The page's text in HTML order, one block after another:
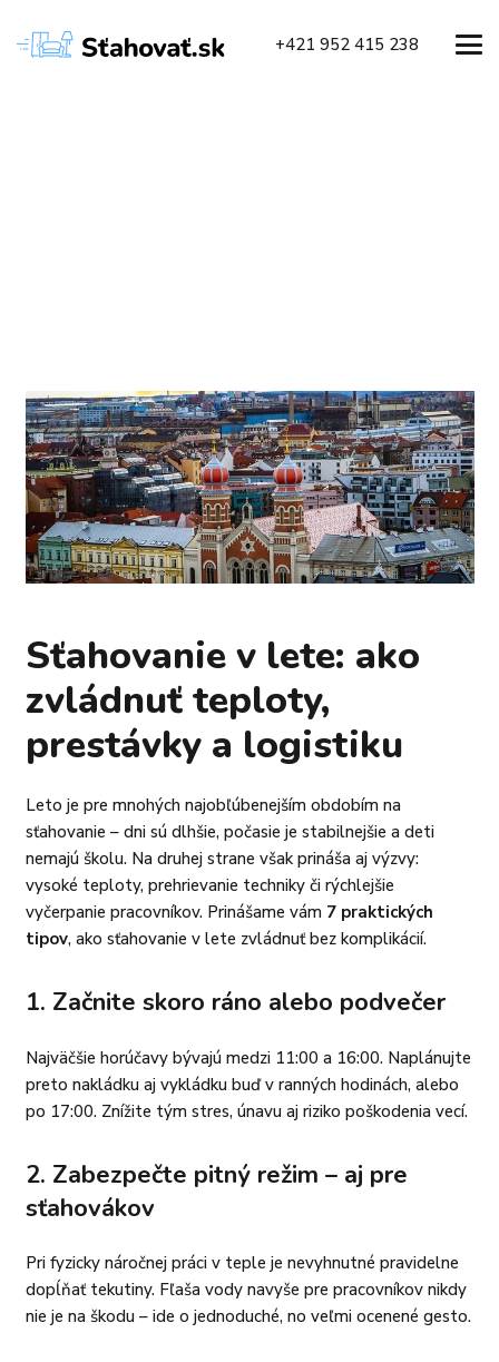
+421 952 415 238
Sťahovanie v lete: ako
zvládnuť teploty,
prestávky a logistiku
Leto je pre mnohých najobľúbenejším obdobím na
sťahovanie – dni sú dlhšie, počasie je stabilnejšie a deti
nemajú školu. Na druhej strane však prináša aj výzvy:
vysoké teploty, prehrievanie techniky či rýchlejšie
vyčerpanie pracovníkov. Prinášame vám 7 praktických
tipov, ako sťahovanie v lete zvládnuť bez komplikácií.
1. Začnite skoro ráno alebo podvečer
Najväčšie horúčavy bývajú medzi 11:00 a 16:00. Naplánujte
preto nakládku aj vykládku buď v ranných hodinách, alebo
po 17:00. Znížite tým stres, únavu aj riziko poškodenia vecí.
2. Zabezpečte pitný režim – aj pre
sťahovákov
Pri fyzicky náročnej práci v teple je nevyhnutné pravidelne
dopĺňať tekutiny. Fľaša vody navyše pre pracovníkov nikdy
nie je na škodu – ide o jednoduché, no veľmi ocenené gesto.